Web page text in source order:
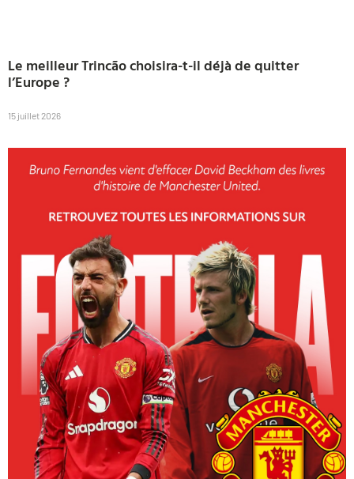
Le meilleur Trincão choisira-t-il déjà de quitter
l’Europe ?
15 juillet 2026